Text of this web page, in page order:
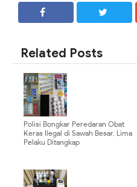
Related Posts
Polisi Bongkar Peredaran Obat
Keras Ilegal di Sawah Besar, Lima
Pelaku Ditangkap